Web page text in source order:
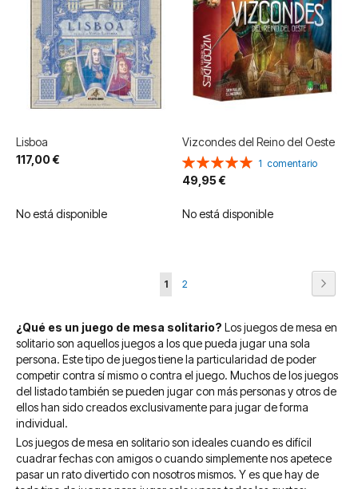
Lisboa
117,00 €
No está disponible
Vizcondes del Reino del Oeste
Valoración:
100%
1 comentario
49,95 €
No está disponible
Página
Actualmente
leyendo
página
1 Página
2
¿Qué es un juego de mesa solitario? Los juegos de mesa en
solitario son aquellos juegos a los que pueda jugar una sola
persona. Este tipo de juegos tiene la particularidad de poder
competir contra sí mismo o contra el juego. Muchos de los juegos
del listado también se pueden jugar con más personas y otros de
ellos han sido creados exclusivamente para jugar de forma
individual.
Los juegos de mesa en solitario son ideales cuando es difícil
cuadrar fechas con amigos o cuando simplemente nos apetece
pasar un rato divertido con nosotros mismos. Y es que hay de